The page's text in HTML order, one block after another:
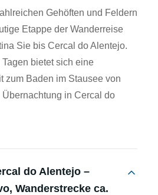
Gehöften und Feldern
Etappe der Wanderreise
Sie bis Cercal do Alentejo.
bietet sich eine
zum Baden im Stausee von
in Cercal do
do Alentejo –
Wanderstrecke ca.